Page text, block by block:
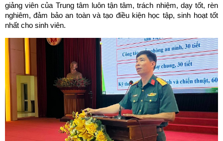
giảng viên của Trung tâm luôn tận tâm, trách nhiệm, dạy tốt, rèn
nghiêm, đảm bảo an toàn và tạo điều kiện học tập, sinh hoạt tốt
nhất cho sinh viên.